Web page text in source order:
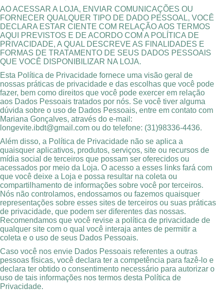
AO ACESSAR A LOJA, ENVIAR COMUNICAÇÕES OU
FORNECER QUALQUER TIPO DE DADO PESSOAL, VOCÊ
DECLARA ESTAR CIENTE COM RELAÇÃO AOS TERMOS
AQUI PREVISTOS E DE ACORDO COM A POLÍTICA DE
PRIVACIDADE, A QUAL DESCREVE AS FINALIDADES E
FORMAS DE TRATAMENTO DE SEUS DADOS PESSOAIS
QUE VOCÊ DISPONIBILIZAR NA LOJA.
Esta Política de Privacidade fornece uma visão geral de
nossas práticas de privacidade e das escolhas que você pode
fazer, bem como direitos que você pode exercer em relação
aos Dados Pessoais tratados por nós. Se você tiver alguma
dúvida sobre o uso de Dados Pessoais, entre em contato com
Mariana Gonçalves, através do e-mail:
longevite.ibdt@gmail.com ou do telefone: (31)98336-4436.
Além disso, a Política de Privacidade não se aplica a
quaisquer aplicativos, produtos, serviços, site ou recursos de
mídia social de terceiros que possam ser oferecidos ou
acessados por meio da Loja. O acesso a esses links fará com
que você deixe a Loja e possa resultar na coleta ou
compartilhamento de informações sobre você por terceiros.
Nós não controlamos, endossamos ou fazemos quaisquer
representações sobre esses sites de terceiros ou suas práticas
de privacidade, que podem ser diferentes das nossas.
Recomendamos que você revise a política de privacidade de
qualquer site com o qual você interaja antes de permitir a
coleta e o uso de seus Dados Pessoais.
Caso você nos envie Dados Pessoais referentes a outras
pessoas físicas, você declara ter a competência para fazê-lo e
declara ter obtido o consentimento necessário para autorizar o
uso de tais informações nos termos desta Política de
Privacidade.